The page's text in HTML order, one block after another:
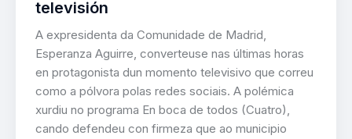
televisión
A expresidenta da Comunidade de Madrid,
Esperanza Aguirre, converteuse nas últimas horas
en protagonista dun momento televisivo que correu
como a pólvora polas redes sociais. A polémica
xurdiu no programa En boca de todos (Cuatro),
cando defendeu con firmeza que ao municipio